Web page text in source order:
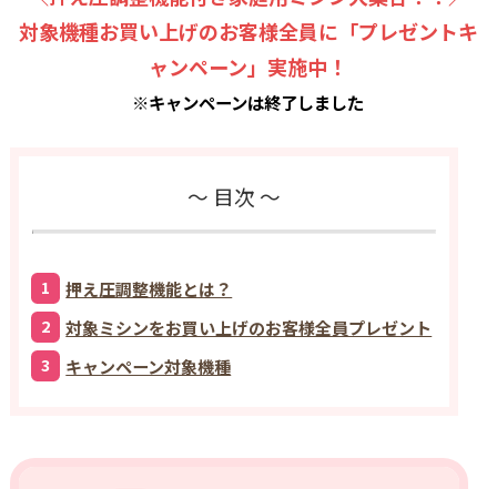
対象機種お買い上げのお客様全員に「プレゼントキ
ャンペーン」実施中！
※キャンペーンは終了しました
～ 目次 ～
1
押え圧調整機能とは？
2
対象ミシンをお買い上げのお客様全員プレゼント
3
キャンペーン対象機種